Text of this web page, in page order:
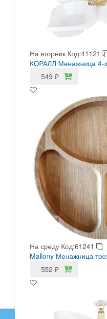
На вторник Код:41121
КОРАЛЛ Менажница 4-
549 ₽
На среду Код:61241
Mallony Менажница
552 ₽